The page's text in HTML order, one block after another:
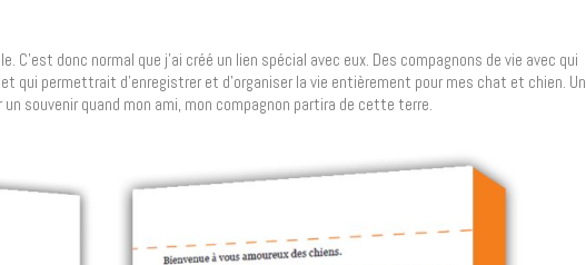
donc normal que j’ai créé un lien spécial avec eux. Des compagnons de vie avec qui
qui permettrait d’enregistrer et d’organiser la vie entièrement pour mes chat et chien. Un
souvenir quand mon ami, mon compagnon partira de cette terre.